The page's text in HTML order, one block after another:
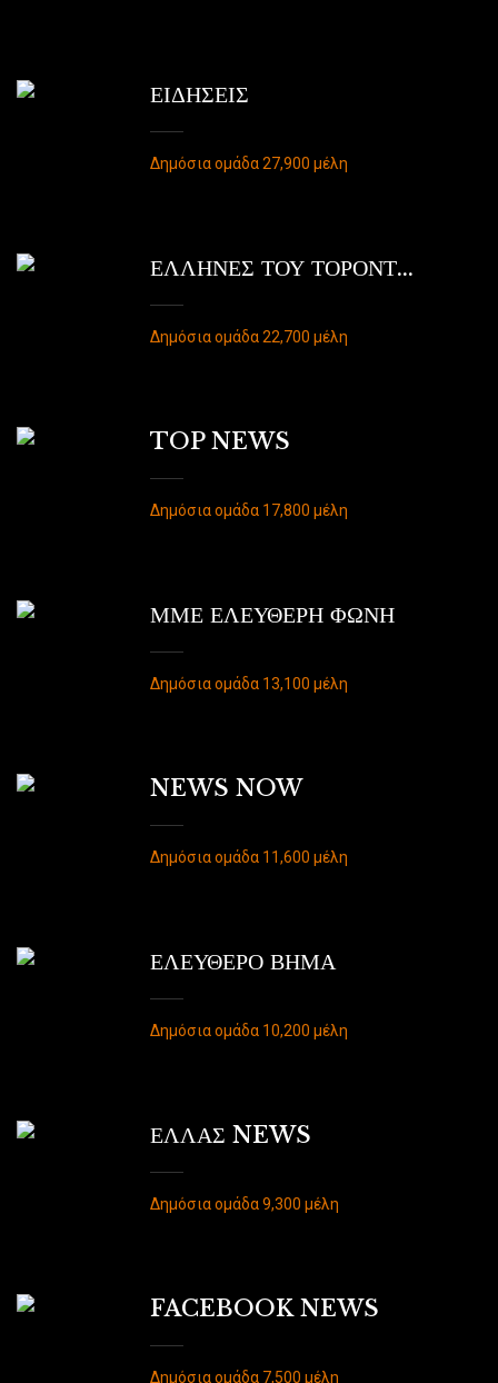
ΕΙΔΗΣΕΙΣ
Δημόσια ομάδα 27,900 μέλη
ΕΛΛΗΝΕΣ ΤΟΥ ΤΟΡΟΝΤ...
Δημόσια ομάδα 22,700 μέλη
TOP NEWS
Δημόσια ομάδα 17,800 μέλη
ΜΜΕ ΕΛΕΥΘΕΡΗ ΦΩΝΗ
Δημόσια ομάδα 13,100 μέλη
NEWS NOW
Δημόσια ομάδα 11,600 μέλη
ΕΛΕΥΘΕΡΟ ΒΗΜΑ
Δημόσια ομάδα 10,200 μέλη
ΕΛΛΑΣ NEWS
Δημόσια ομάδα 9,300 μέλη
FACEBOOK NEWS
Δημόσια ομάδα 7,500 μέλη